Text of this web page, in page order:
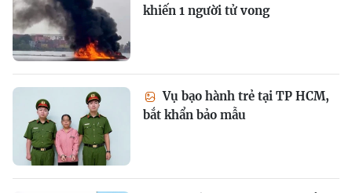
khiến 1 người tử vong
Vụ bạo hành trẻ tại TP HCM,
bắt khẩn bảo mẫu